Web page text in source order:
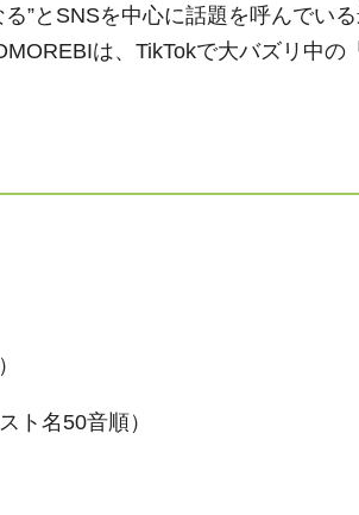
”とSNSを中心に話題を呼んでい
は、TikTokで大バズリ中の
ト名50音順）